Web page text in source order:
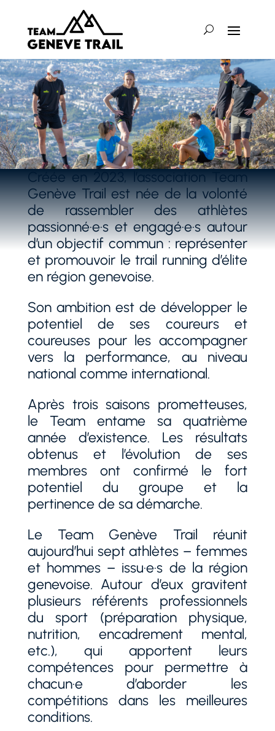
Créée en 2023, l’association Team
Genève Trail est née de la volonté
de rassembler des athlètes
passionné·e·s et engagé·e·s autour
d’un objectif commun : représenter
et promouvoir le trail running d’élite
en région genevoise.
Son ambition est de développer le
potentiel de ses coureurs et
coureuses pour les accompagner
vers la performance, au niveau
national comme international.
Après trois saisons prometteuses,
le Team entame sa quatrième
année d’existence. Les résultats
obtenus et l’évolution de ses
membres ont confirmé le fort
potentiel du groupe et la
pertinence de sa démarche.
Le Team Genève Trail réunit
aujourd’hui sept athlètes – femmes
et hommes – issu·e·s de la région
genevoise. Autour d’eux gravitent
plusieurs référents professionnels
du sport (préparation physique,
nutrition, encadrement mental,
etc.), qui apportent leurs
compétences pour permettre à
chacun·e d’aborder les
compétitions dans les meilleures
conditions.